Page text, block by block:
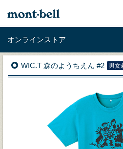
オンラインストア
WIC.T 森のようちえん #2 男女